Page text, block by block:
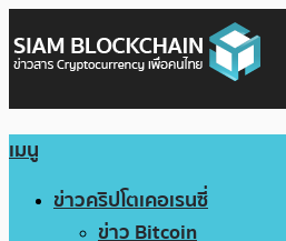
เมนู
ข่าวคริปโตเคอเรนซี่
ข่าว Bitcoin